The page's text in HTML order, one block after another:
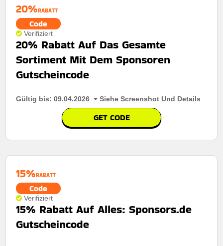
20%RABATT
Code
Verifiziert
20% Rabatt Auf Das Gesamte
Sortiment Mit Dem Sponsoren
Gutscheincode
Gültig bis: 09.04.2026 Siehe Screenshot Und Details
GET CODE
15%RABATT
Code
Verifiziert
15% Rabatt Auf Alles: Sponsors.de
Gutscheincode